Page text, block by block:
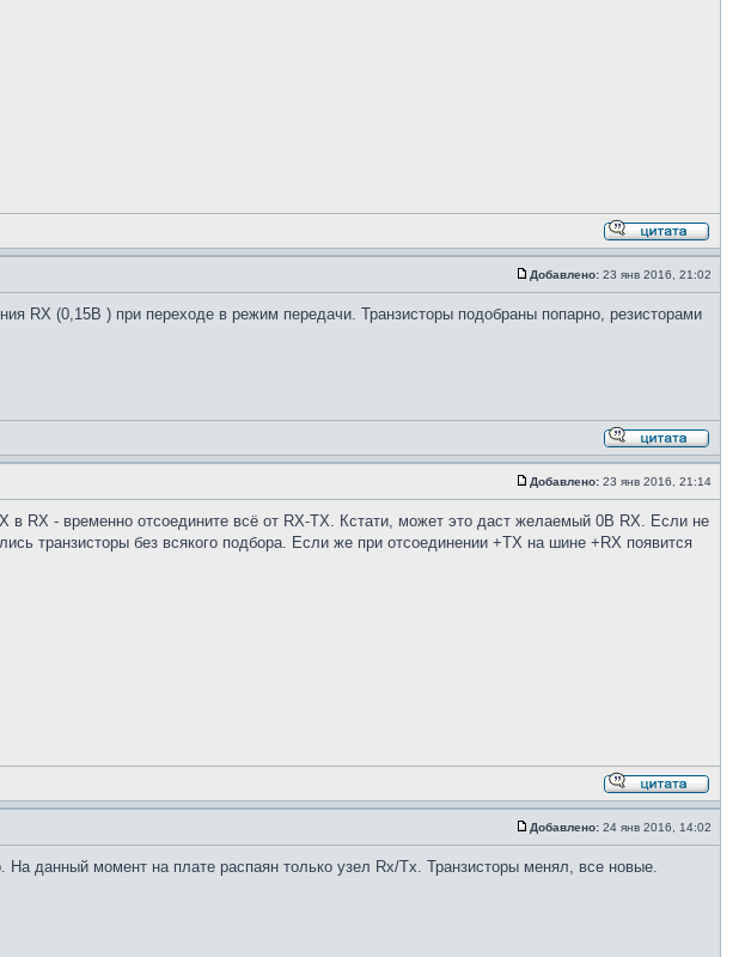
Добавлено: 23 янв 2016, 21:02
RX (0,15В ) при переходе в режим передачи. Транзисторы подобраны попарно, резисторами
Добавлено: 23 янв 2016, 21:14
RX - временно отсоедините всё от RX-TX. Кстати, может это даст желаемый 0В RX. Если не
транзисторы без всякого подбора. Если же при отсоединении +ТХ на шине +RX появится
Добавлено: 24 янв 2016, 14:02
данный момент на плате распаян только узел Rx/Tx. Транзисторы менял, все новые.